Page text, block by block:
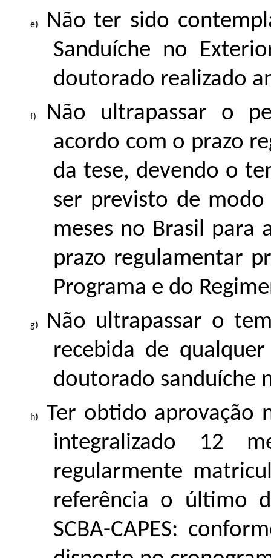
Não ter sido
Sanduíche no
doutorado realizado
Não ultrapassar o
acordo com o prazo
da tese, devendo o
ser previsto de
meses no Brasil para
prazo regulamentar
Programa e do
Não ultrapassar o
recebida de
doutorado sanduíche
Ter obtido aprovação
integralizado 12
regularmente
referência o último
SCBA-CAPES: